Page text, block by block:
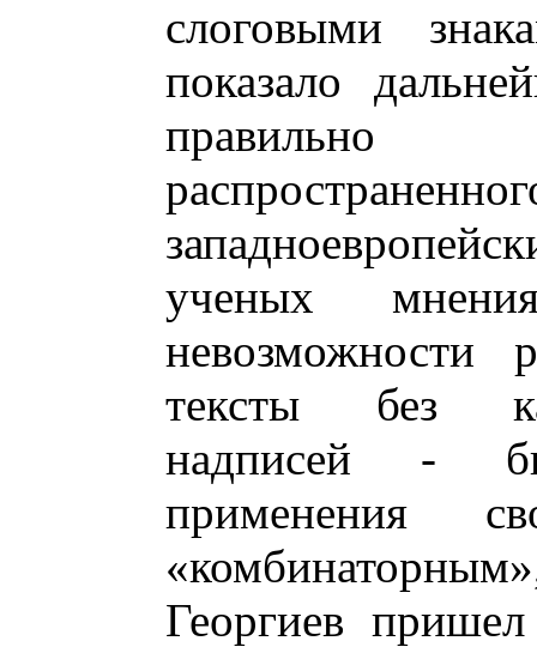
слоговыми
показало
правильно
ученых
невозможности
тексты без
надписей -
применения
Георгиев